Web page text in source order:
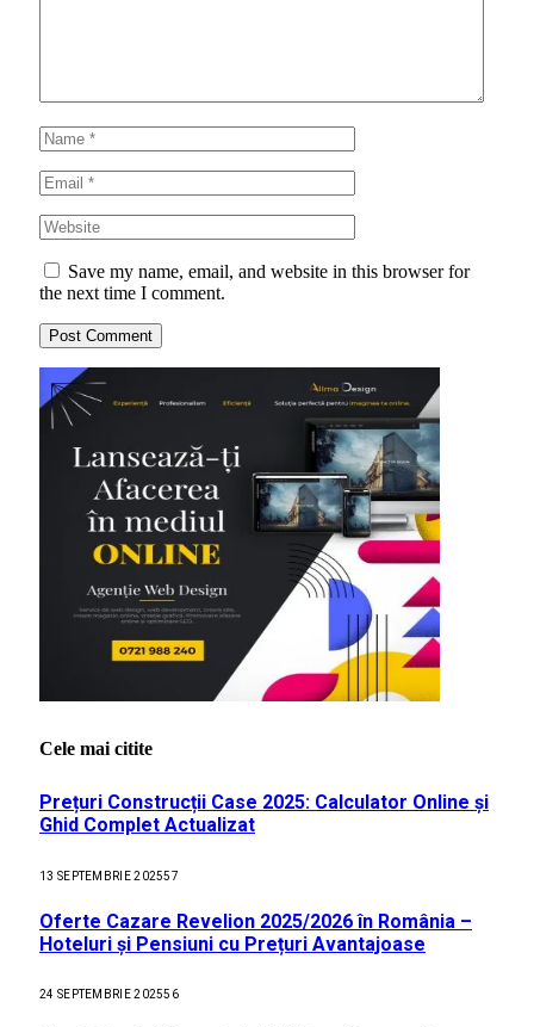
Save my name, email, and website in this browser for
the next time I comment.
Cele mai citite
Prețuri Construcții Case 2025: Calculator Online și
Ghid Complet Actualizat
13 SEPTEMBRIE 202557
Oferte Cazare Revelion 2025/2026 în România –
Hoteluri și Pensiuni cu Prețuri Avantajoase
24 SEPTEMBRIE 202556